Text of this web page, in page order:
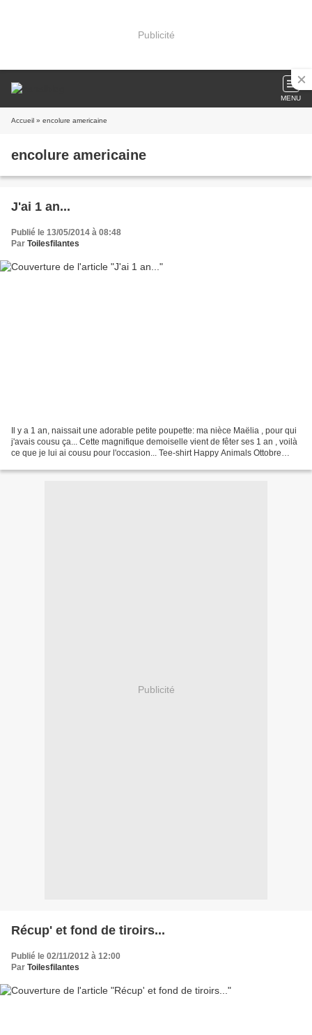
Publicité
MENU
Accueil » encolure americaine
encolure americaine
J'ai 1 an...
Publié le 13/05/2014 à 08:48
Par Toilesfilantes
Il y a 1 an, naissait une adorable petite poupette: ma nièce Maëlia , pour qui
j'avais cousu ça... Cette magnifique demoiselle vient de fêter ses 1 an , voilà
ce que je lui ai cousu pour l'occasion... Tee-shirt Happy Animals Ottobre
Publicité
Récup' et fond de tiroirs...
Publié le 02/11/2012 à 12:00
Par Toilesfilantes